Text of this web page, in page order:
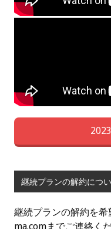
継続プランの解約につ
継続プランの解約を
ma.comまでご連絡くだ